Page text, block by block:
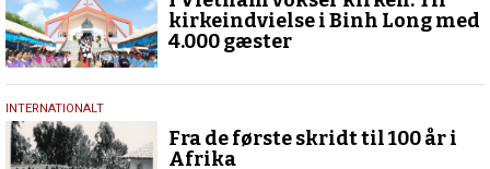
2024
kirkeindvielse i Binh Long med
4.000 gæster
7.
maj
2024
INTERNATIONALT
Fra de første skridt til 100 år i
Afrika